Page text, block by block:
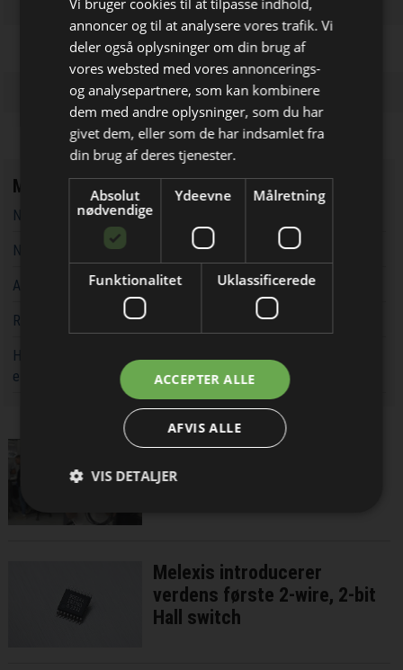
Bliv opdateret hver uge
Få de vigtigste nyheder fra
Elektronik & Data
direkte i din indbakke
Jeg modtager allerede
nyhedsbrevet
Mest læste
Norsk specialist i kabelløsninger har åbnet i Danmark
Ny eBook med fokus på design med Arduino UNO Q boardet
AC-DC forsyninger udvides med digital styringsfunktion
RF-testsystemer til kostfølsomme applikationer
Højspræcision flux gate AC/DC strømtransducere 'knuser' Hall-
effekt løsninger
Norsk specialist i
kabelløsninger har åbnet i
Melexis introducerer
verdens første 2-wire, 2-bit
Hall switch
Vi bruger cookies til at tilpasse indhold,
annoncer og til at analysere vores trafik. Vi
deler også oplysninger om din brug af
vores websted med vores annoncerings-
og analysepartnere, som kan kombinere
dem med andre oplysninger, som du har
givet dem, eller som de har indsamlet fra
din brug af deres tjenester.
Absolut
nødvendige
Ydeevne Målretning
Funktionalitet Uklassificerede
ACCEPTER ALLE
AFVIS ALLE
VIS DETALJER